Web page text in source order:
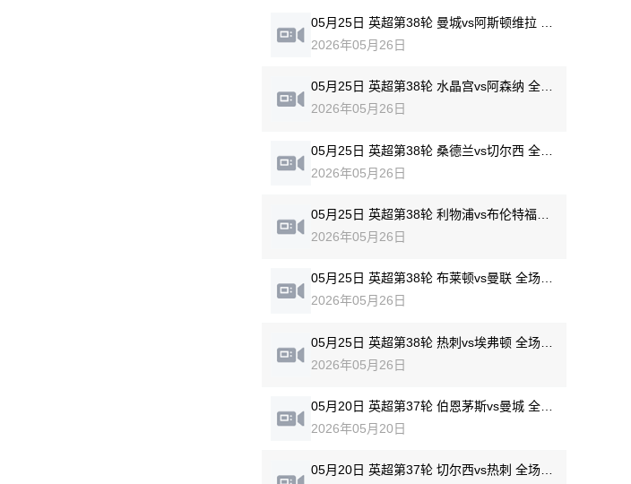
2026年05月26日
05月25日 英超第38轮 水晶宫vs阿森纳 全场录像回放
2026年05月26日
2026年05月26日
2026年05月26日
05月25日 英超第38轮 布莱顿vs曼联 全场录像回放
2026年05月26日
2026年05月26日
2026年05月20日
05月20日 英超第37轮 切尔西vs热刺 全场录像回放